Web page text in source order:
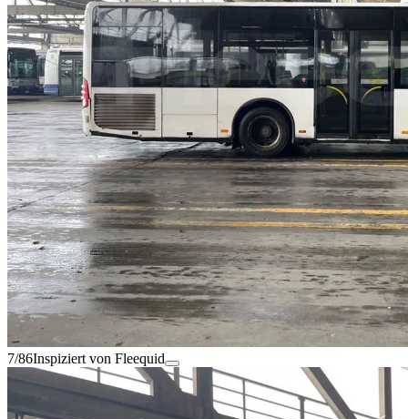
7/86Inspiziert von Fleequid